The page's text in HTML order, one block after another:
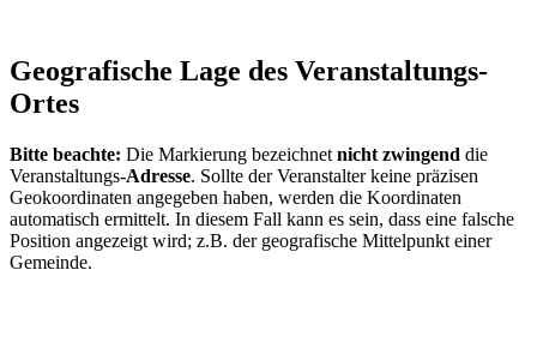
Geografische Lage des Veranstaltungs-
Ortes
Bitte beachte: Die Markierung bezeichnet nicht zwingend die
Veranstaltungs-Adresse. Sollte der Veranstalter keine präzisen
Geokoordinaten angegeben haben, werden die Koordinaten
automatisch ermittelt. In diesem Fall kann es sein, dass eine falsche
Position angezeigt wird; z.B. der geografische Mittelpunkt einer
Gemeinde.